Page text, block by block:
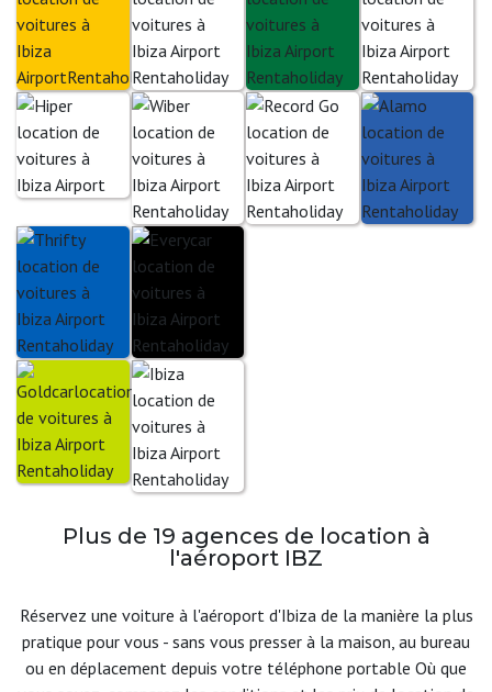
Plus de 19 agences de location à
l'aéroport IBZ
Réservez une voiture à l'aéroport d'Ibiza de la manière la plus
pratique pour vous - sans vous presser à la maison, au bureau
ou en déplacement depuis votre téléphone portable Où que